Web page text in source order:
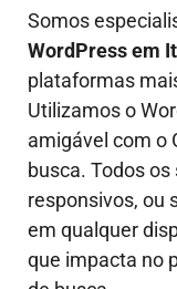
Somos
WordPress em
plataformas
Utilizamos o
amigável com o
busca. Todos
responsivos, ou
em qualquer
que impacta no